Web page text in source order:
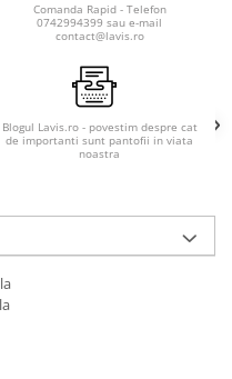
Comanda Rapid - Telefon
0742994399 sau e-mail
contact@lavis.ro
Blogul Lavis.ro - povestim despre cat
de importanti sunt pantofii in viata
noastra